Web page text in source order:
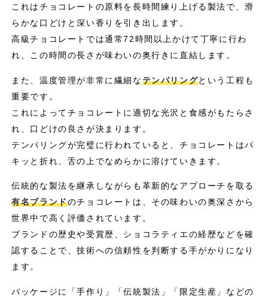
これはチョコレートの原料を長時間練り上げる製法で、滑
らかな口どけと深い香りを引き出します。
高級チョコレートでは通常72時間以上かけて丁寧に行わ
れ、この時間の長さが味わいの奥行きに直結します。
また、温度管理が非常に繊細なテンパリングという工程も
重要です。
これによってチョコレートに適切な光沢と食感がもたらさ
れ、口どけの良さが決まります。
テンパリングが完璧に行われていると、チョコレートはパ
キッと折れ、舌の上でなめらかに溶けていきます。
伝統的な製法を継承しながらも革新的なアプローチを取る
有名ブランドのチョコレートは、その味わいの奥深さから
世界中で高く評価されています。
ブランドの歴史や受賞歴、ショコラティエの経歴などを確
認することで、技術への信頼性を判断する手がかりになり
ます。
パッケージに「手作り」「伝統製法」「限定生産」などの